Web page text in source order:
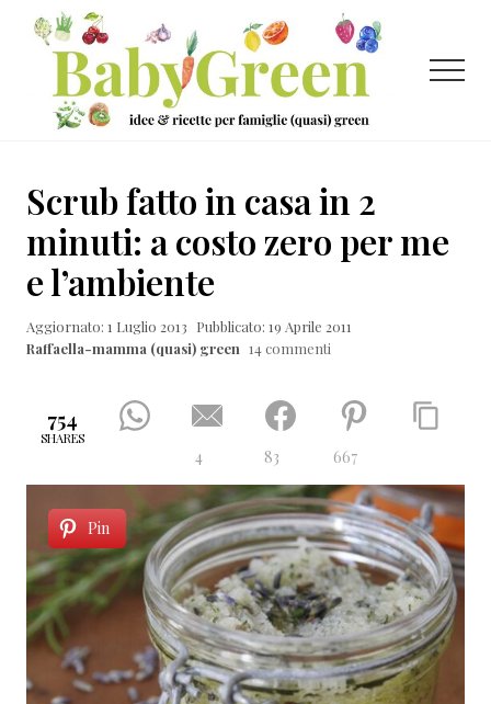
Menu
Passa
contenuto
principale
Passa
laterale
primaria
Passa
ricette
per
famiglie
(quasi)
green
Menu
Scrub fatto in casa in 2
minuti: a costo zero per me
e l’ambiente
Aggiornato: 1 Luglio 2013 Pubblicato: 19 Aprile 2011
Raffaella-mamma (quasi) green 14 commenti
754
SHARES
4 83 667
Pin